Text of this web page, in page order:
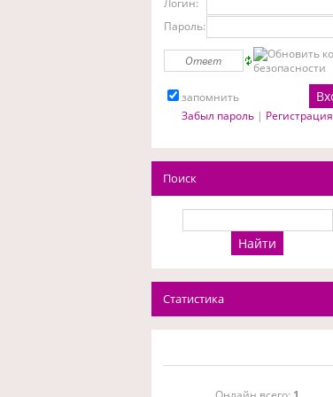
Логин:
Пароль:
запомнить
Забыл пароль | Регистрация
Поиск
Статистика